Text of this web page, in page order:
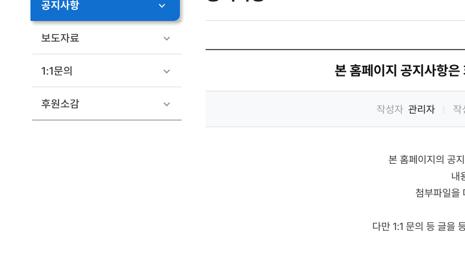
공지사항
보도자료
1:1문의
후원소감
본 홈페이지 공지사항
작성자 관리자 작
본 홈페이지의 공
내
첨부파일을
다만 1:1 문의 등 글을